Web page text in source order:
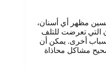
مظهر أي أسنان،
التي تعرضت للتلف
أخرى. يمكن أن
مشاكل محاذاة